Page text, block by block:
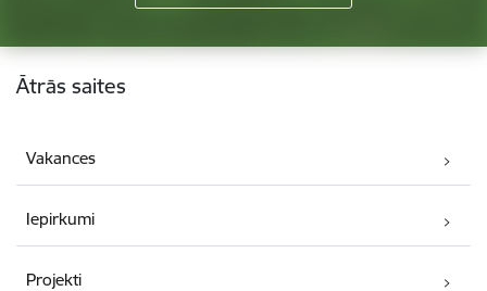
Kājene
Ātrās saites
Vakances
Iepirkumi
Projekti